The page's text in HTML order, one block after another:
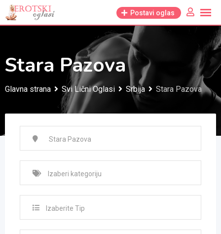
Skip
to
Postavi oglas
Stara Pazova
Glavna strana Svi Lični Oglasi Srbija Stara Pazova
Izaberite Tip